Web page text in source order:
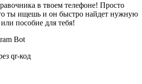
в твоем телефоне! Просто
ты ищешь и он быстро найдет нужную
пособие для тебя!
Bot
qr-код